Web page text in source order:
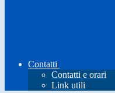
Contatti
Contatti e orari
Link utili